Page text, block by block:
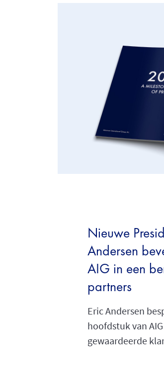
Nieuwe
Andersen
AIG in een
partners
Eric Andersen
hoofdstuk van
gewaardeerde